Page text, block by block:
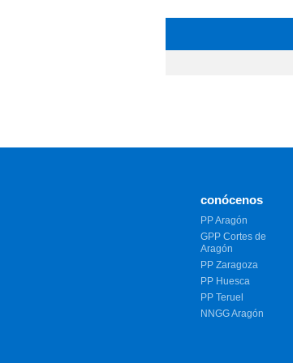
conócenos
PP Aragón
GPP Cortes de
Aragón
PP Zaragoza
PP Huesca
PP Teruel
NNGG Aragón